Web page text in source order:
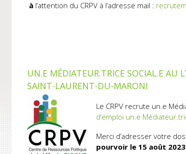
à l’attention du CRPV à l’adresse mail :
UN.E MÉDIATEUR.TRICE SOCIAL.E AU
SAINT-LAURENT-DU-MARONI
Le CRPV recrute un.e
d’emploi un.e
Merci d’adresser votre
pourvoir le 15 août 2023